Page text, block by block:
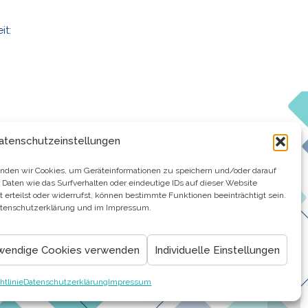
wir Cookies, um Geräteinformationen zu speichern und/oder darauf
wie das Surfverhalten oder eindeutige IDs auf dieser Website
oder widerrufst, können bestimmte Funktionen beeinträchtigt sein.
und im Impressum.
Cookies verwenden Individuelle Einstellungen
DatenschutzerklärungImpressum